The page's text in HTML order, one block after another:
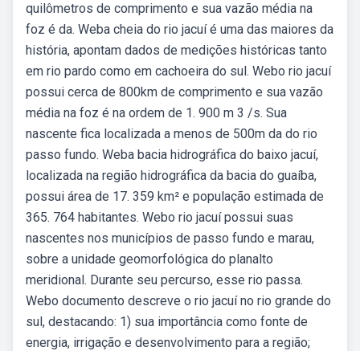
quilômetros de comprimento e sua vazão média na
foz é da. Weba cheia do rio jacuí é uma das maiores da
história, apontam dados de medições históricas tanto
em rio pardo como em cachoeira do sul. Webo rio jacuí
possui cerca de 800km de comprimento e sua vazão
média na foz é na ordem de 1. 900 m 3 /s. Sua
nascente fica localizada a menos de 500m da do rio
passo fundo. Weba bacia hidrográfica do baixo jacuí,
localizada na região hidrográfica da bacia do guaíba,
possui área de 17. 359 km² e população estimada de
365. 764 habitantes. Webo rio jacuí possui suas
nascentes nos municípios de passo fundo e marau,
sobre a unidade geomorfológica do planalto
meridional. Durante seu percurso, esse rio passa.
Webo documento descreve o rio jacuí no rio grande do
sul, destacando: 1) sua importância como fonte de
energia, irrigação e desenvolvimento para a região;